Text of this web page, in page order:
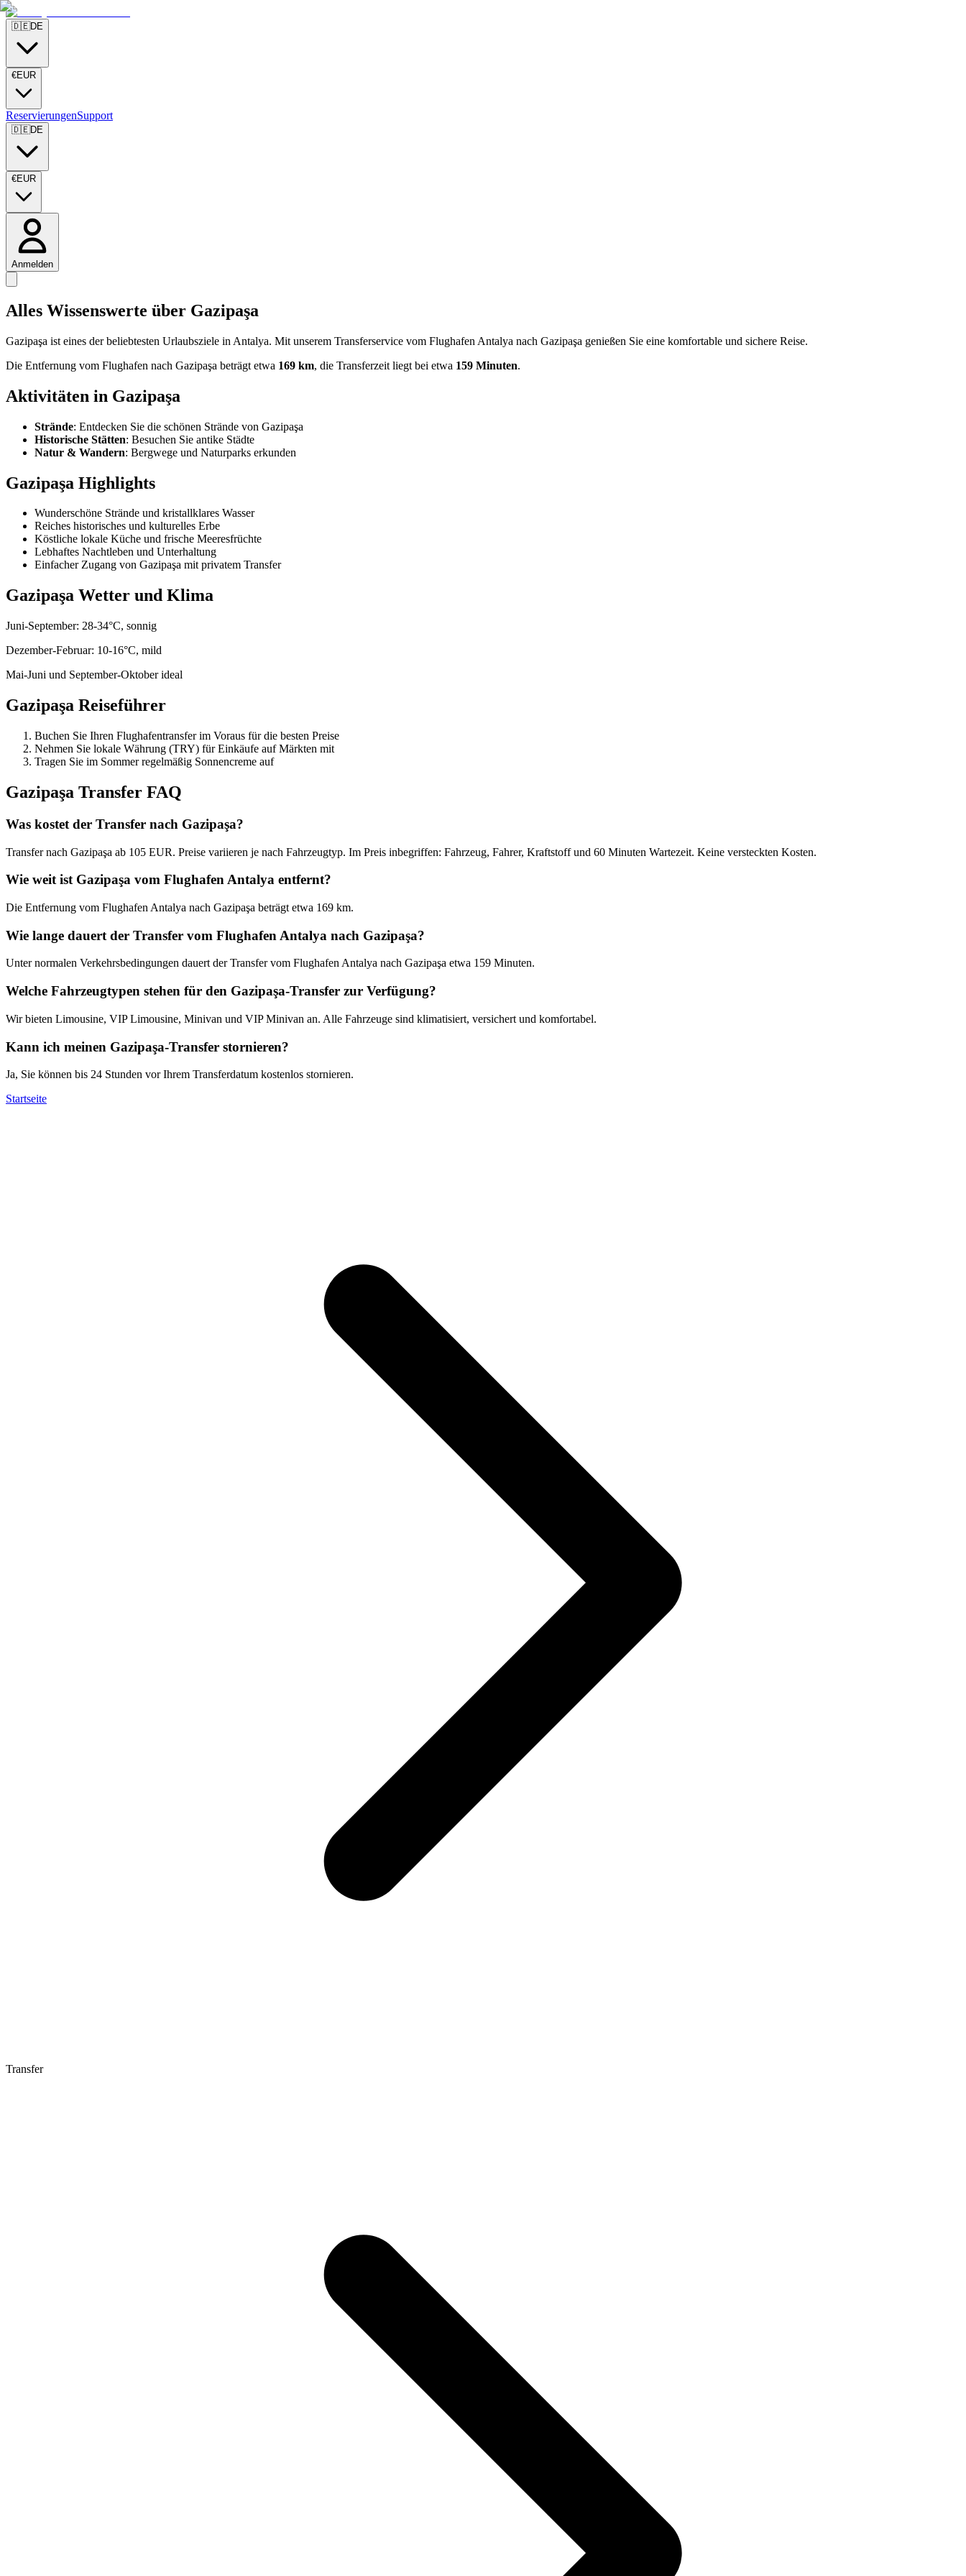
🇩🇪DE
€EUR
ReservierungenSupport
🇩🇪DE
€EUR
Anmelden
Alles Wissenswerte über Gazipaşa
Gazipaşa ist eines der beliebtesten Urlaubsziele in Antalya. Mit unserem Transferservice vom Flughafen Antalya nach Gazipaşa genießen Sie eine komfortable und sichere Reise.
Die Entfernung vom Flughafen nach Gazipaşa beträgt etwa 169 km, die Transferzeit liegt bei etwa 159 Minuten.
Aktivitäten in Gazipaşa
Strände: Entdecken Sie die schönen Strände von Gazipaşa
Historische Stätten: Besuchen Sie antike Städte
Natur & Wandern: Bergwege und Naturparks erkunden
Gazipaşa Highlights
Wunderschöne Strände und kristallklares Wasser
Reiches historisches und kulturelles Erbe
Köstliche lokale Küche und frische Meeresfrüchte
Lebhaftes Nachtleben und Unterhaltung
Einfacher Zugang von Gazipaşa mit privatem Transfer
Gazipaşa Wetter und Klima
Juni-September: 28-34°C, sonnig
Dezember-Februar: 10-16°C, mild
Mai-Juni und September-Oktober ideal
Gazipaşa Reiseführer
Buchen Sie Ihren Flughafentransfer im Voraus für die besten Preise
Nehmen Sie lokale Währung (TRY) für Einkäufe auf Märkten mit
Tragen Sie im Sommer regelmäßig Sonnencreme auf
Gazipaşa Transfer FAQ
Was kostet der Transfer nach Gazipaşa?
Transfer nach Gazipaşa ab 105 EUR. Preise variieren je nach Fahrzeugtyp. Im Preis inbegriffen: Fahrzeug, Fahrer, Kraftstoff und 60 Minuten Wartezeit. Keine versteckten Kosten.
Wie weit ist Gazipaşa vom Flughafen Antalya entfernt?
Die Entfernung vom Flughafen Antalya nach Gazipaşa beträgt etwa 169 km.
Wie lange dauert der Transfer vom Flughafen Antalya nach Gazipaşa?
Unter normalen Verkehrsbedingungen dauert der Transfer vom Flughafen Antalya nach Gazipaşa etwa 159 Minuten.
Welche Fahrzeugtypen stehen für den Gazipaşa-Transfer zur Verfügung?
Wir bieten Limousine, VIP Limousine, Minivan und VIP Minivan an. Alle Fahrzeuge sind klimatisiert, versichert und komfortabel.
Kann ich meinen Gazipaşa-Transfer stornieren?
Ja, Sie können bis 24 Stunden vor Ihrem Transferdatum kostenlos stornieren.
Startseite
Transfer